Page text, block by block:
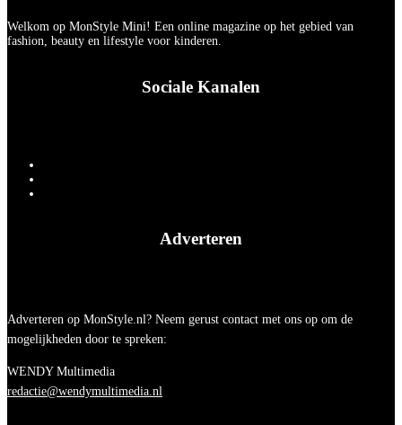
Welkom op MonStyle Mini! Een online magazine op het gebied van
fashion, beauty en lifestyle voor kinderen.
Sociale Kanalen
Adverteren
Adverteren op MonStyle.nl? Neem gerust contact met ons op om de
mogelijkheden door te spreken:
WENDY Multimedia
redactie@wendymultimedia.nl